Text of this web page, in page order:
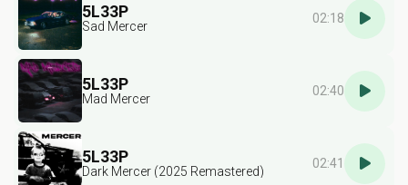
5L33P
Sad Mercer
02:18
5L33P
Mad Mercer
02:40
5L33P
Dark Mercer (2025 Remastered)
02:41